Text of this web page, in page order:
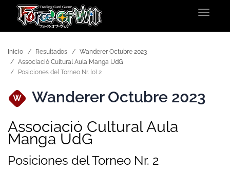
Toggle
Inicio Resultados
Wanderer Octubre 2023
Associació Cultural Aula Manga UdG
Posiciones del Torneo Nr. {0} 2
W
Wanderer Octubre 2023
Associació Cultural Aula
Manga UdG
Posiciones del Torneo Nr. 2